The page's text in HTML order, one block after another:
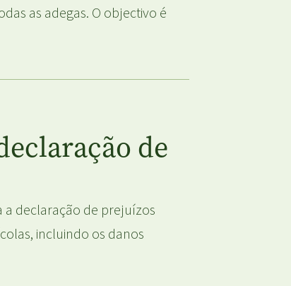
as adegas. O objectivo é
de
a declaração de prejuízos
incluindo os danos